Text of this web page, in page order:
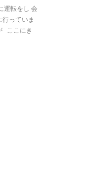
運転をし 会
っていま
ここにき